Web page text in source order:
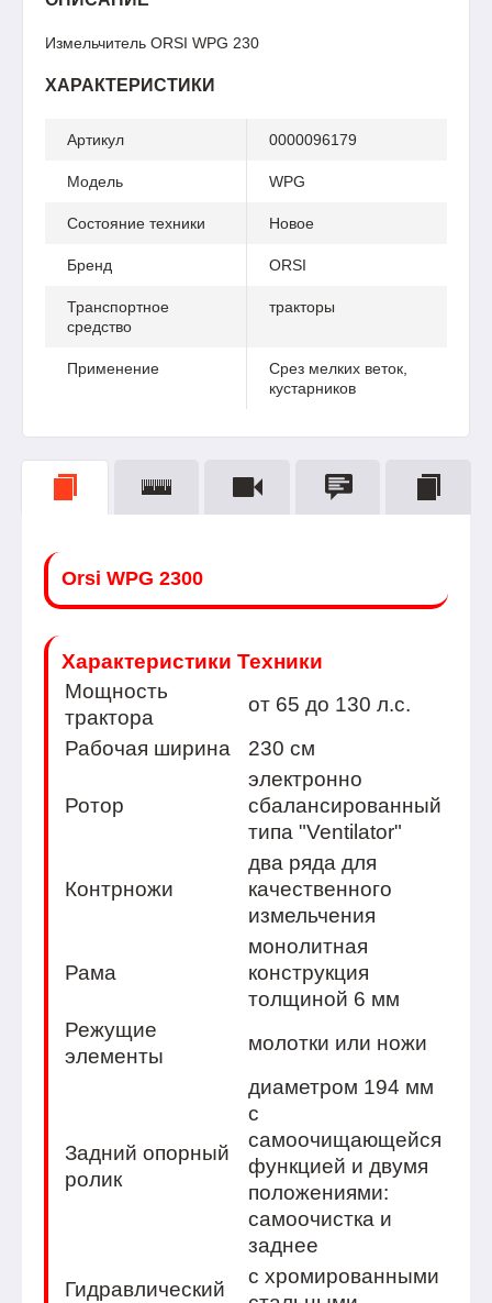
Измельчитель ORSI WPG 230
ХАРАКТЕРИСТИКИ
Артикул 0000096179
Модель WPG
Состояние техники Новое
Бренд ORSI
Транспортное
средство
тракторы
Применение
Срез мелких веток,
кустарников
Orsi WPG 2300
Характеристики Техники
Мощность
тракторa
от 65 до 130 л.с.
Рабочая ширина
230 см
Ротор
электронно
сбалансированный
типа "Ventilator"
Контрножи
два ряда для
качественного
измельчения
Рама
монолитная
конструкция
толщиной 6 мм
Режущие
элементы
молотки или ножи
Задний опорный
ролик
диаметром 194 мм
с
самоочищающейся
функцией и двумя
положениями:
самоочистка и
заднее
Гидравлический
с хромированными